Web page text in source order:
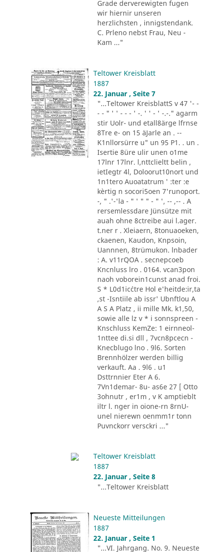
Grade derverewigten fugen
wir hiernir unseren
herzlichsten , innigstendank.
C. Prleno nebst Frau, Neu -
Kam ..."
Teltower Kreisblatt
1887
22. Januar , Seite 7
"...Teltower KreisblattS v 47 '- -
- - " ' ' - - - ' -. ' ' - ' -.-." agarm
stir Uolr- und etall8ärge lfrnse
8Tre e- on 15 äJarle an . --
K1nllorsürre u" un 95 P1. . un .
Isertie 8üre ulir unen o1me
17lnr 17lnr. l,nttclieltt belin ,
ietIegtr 4l, Doloorut10nort und
1n1tero Auoatatrum ' :ter :e
kèrtig n socori5oen 7'runoport.
-, " .'-'la - " ' " " - " ', -- ,-- . A
rersemlessdare Jünsütze mit
auah ohne 8ctreibe aui l.ager.
t.ner r . Xleiaern, 8tonuaoeken,
ckaenen, Kaudon, Knpsoin,
Uannnen, 8trümukon. lnbader
: A. v11rQOA . secnepcoeb
Kncnluss lro . 0164. vcan3pon
naoh voborein1cunst anad froi.
S * L0d1ic´ctre Hol e'heitde:ir,ta
,st -Isntiile ab issr' Ubnftlou A
A S A Platz , ii mille Mk. k1,50,
sowie alle lz v * i sonnspreen -
Knschluss KemZe: 1 eirnneol-
1nttee di.si dll , 7vcn8pcecn -
Knecblugo lno . 9l6. Sorten
Brennhölzer werden billig
verkauft. Aa . 9l6 . u1
Dsttrnnier Eter A 6.
7Vn1demar- 8u- as6e 27 [ Otto
3ohnutr , er1m , v K amptieblt
iltr l. nger in oione-rn 8rnU-
unel nierewn oenmm1r tonn
Puvnckorr versckri ..."
Teltower Kreisblatt
1887
22. Januar , Seite 8
"...Teltower Kreisblatt
Neueste Mitteilungen
1887
22. Januar , Seite 1
"...VI. Jahrgang. No. 9. Neueste